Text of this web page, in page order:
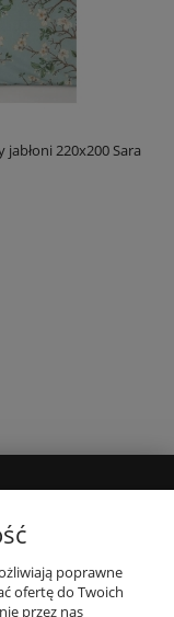
220x200 Sara
poprawne
ofertę do Twoich
przez nas